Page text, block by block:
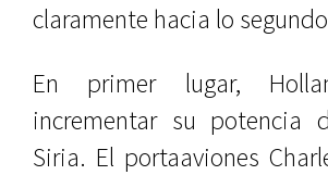
claramente hacia lo
En primer lugar,
incrementar su potencia
Siria. El portaaviones